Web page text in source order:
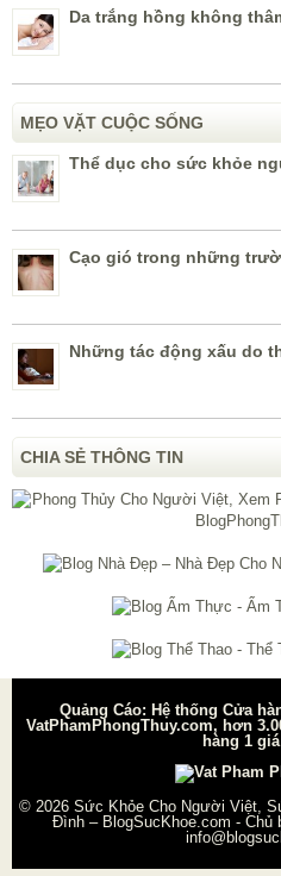
Da trắng hồng không
MẸO VẶT CUỘC SỐNG
Thể dục cho sức khỏe
Cạo gió trong những
Những tác động xấu do
CHIA SẺ THÔNG TIN
Quảng Cáo: Hệ thống Cửa
VatPhamPhongThuy.com, hơn
hàng 1
© 2026 Sức Khỏe Cho Người Việt,
Đình – BlogSucKhoe.com - Chủ